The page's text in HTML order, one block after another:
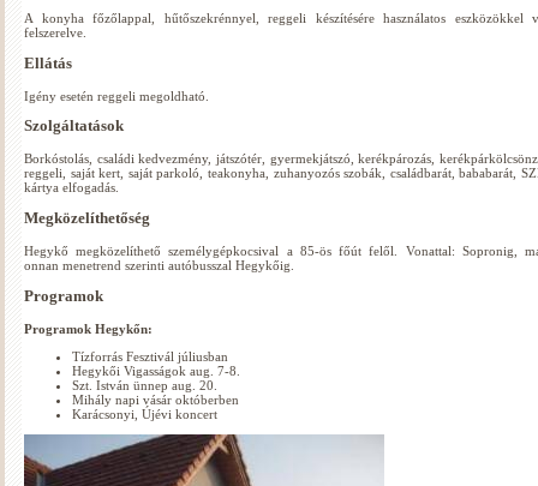
A konyha főzőlappal, hűtőszekrénnyel, reggeli készítésére használatos eszközökkel
felszerelve.
Ellátás
Igény esetén reggeli megoldható.
Szolgáltatások
Borkóstolás, családi kedvezmény, játszótér, gyermekjátszó, kerékpározás,
reggeli, saját kert, saját parkoló, teakonyha, zuhanyozós szobák, családbarát, bababarát,
kártya elfogadás.
Megközelíthetőség
Hegykő megközelíthető személygépkocsival a 85-ös főút felől. Vonattal: Sopronig,
onnan menetrend szerinti autóbusszal Hegykőig.
Programok
Programok Hegykőn:
Tízforrás Fesztivál júliusban
Hegykői Vigasságok aug. 7-8.
Szt. István ünnep aug. 20.
Mihály napi vásár októberben
Karácsonyi, Újévi koncert